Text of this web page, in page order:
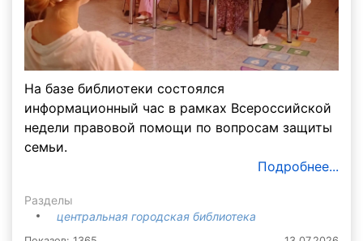
На базе библиотеки состоялся
информационный час в рамках Всероссийской
недели правовой помощи по вопросам защиты
семьи.
Подробнее...
Разделы
центральная городская библиотека